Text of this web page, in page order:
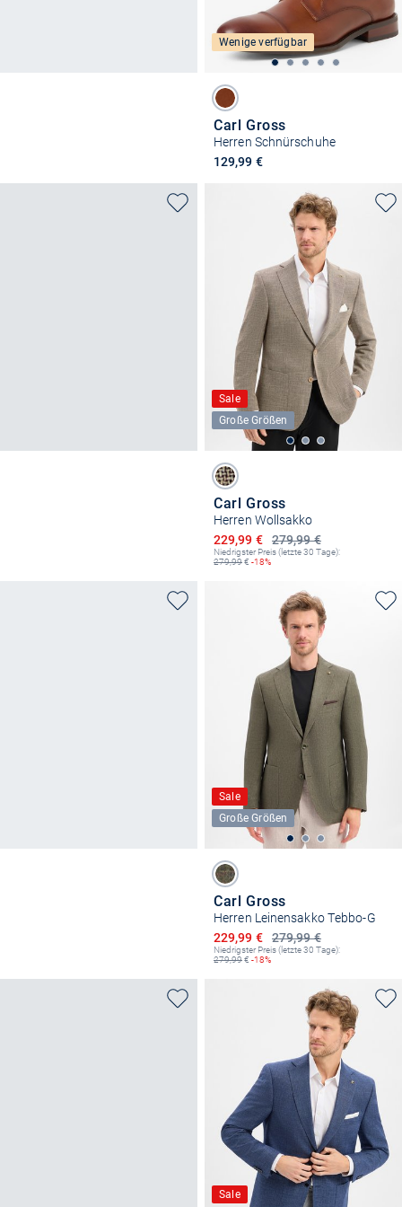
Wenige verfügbar
Carl Gross
Herren Schnürschuhe
129,99 €
Sale
Große Größen
Carl Gross
Herren Wollsakko
279,99 €
Ermäßigter Preis
229,99 €
Niedrigster Preis (letzte 30 Tage):
279,99€ -18%
Sale
Große Größen
Carl Gross
Herren Leinensakko Tebbo-G
279,99 €
Ermäßigter Preis
229,99 €
Niedrigster Preis (letzte 30 Tage):
279,99€ -18%
Sale